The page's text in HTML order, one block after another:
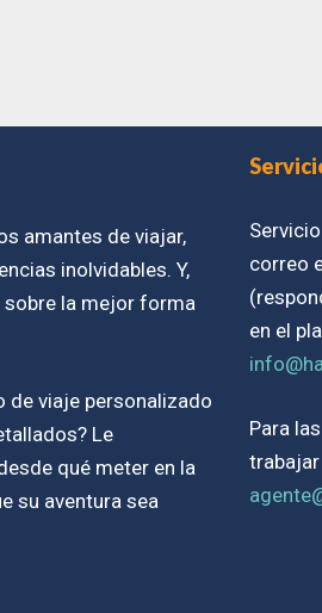
amantes de viajar,
inolvidables. Y,
la mejor forma
de viaje personalizado
Le
qué meter en la
su aventura sea
correo
en el
Para
trabajar